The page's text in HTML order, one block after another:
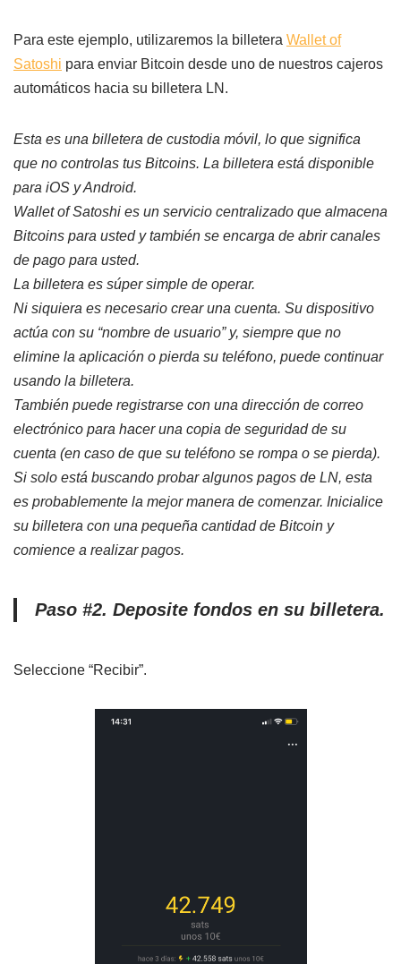
Para este ejemplo, utilizaremos la billetera Wallet of
Satoshi para enviar Bitcoin desde uno de nuestros cajeros
automáticos hacia su billetera LN.
Esta es una billetera de custodia móvil, lo que significa
que no controlas tus Bitcoins. La billetera está disponible
para iOS y Android.
Wallet of Satoshi es un servicio centralizado que almacena
Bitcoins para usted y también se encarga de abrir canales
de pago para usted.
La billetera es súper simple de operar.
Ni siquiera es necesario crear una cuenta. Su dispositivo
actúa con su “nombre de usuario” y, siempre que no
elimine la aplicación o pierda su teléfono, puede continuar
usando la billetera.
También puede registrarse con una dirección de correo
electrónico para hacer una copia de seguridad de su
cuenta (en caso de que su teléfono se rompa o se pierda).
Si solo está buscando probar algunos pagos de LN, esta
es probablemente la mejor manera de comenzar. Inicialice
su billetera con una pequeña cantidad de Bitcoin y
comience a realizar pagos.
Paso #2. Deposite fondos en su billetera.
Seleccione “Recibir”.